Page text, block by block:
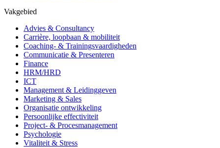
Vakgebied
Advies & Consultancy
Carrière, loopbaan & mobiliteit
Coaching- & Trainingsvaardigheden
Communicatie & Presenteren
Finance
HRM/HRD
ICT
Management & Leidinggeven
Marketing & Sales
Organisatie ontwikkeling
Persoonlijke effectiviteit
Project- & Procesmanagement
Psychologie
Vitaliteit & Stress